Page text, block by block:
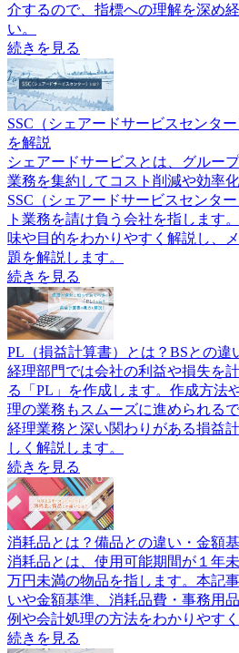
介するので、指標への理解を深め
い。
続きを見る
SSC（シェアードサービスセンタ
を解説
シェアードサービスとは、グルー
業務を集約してコスト削減や効率
SSC（シェアードサービスセンタ
ト業務を請け負う会社を指します
味や目的をわかりやすく解説し、
題を解説します。
続きを見る
PL（損益計算書）とは？BSとの違
経理部門では会社の利益や損失を
る「PL」を作成します。作成方法
理の業務もスムーズに進められる
経理業務と深い関わりがある損益
しく解説します。
続きを見る
消耗品とは？備品との違い・金額
消耗品とは、使用可能期間が１年
万円未満の物品を指します。本記
いや金額基準、消耗品費・事務用
例や会計処理の方法をわかりやすく
続きを見る